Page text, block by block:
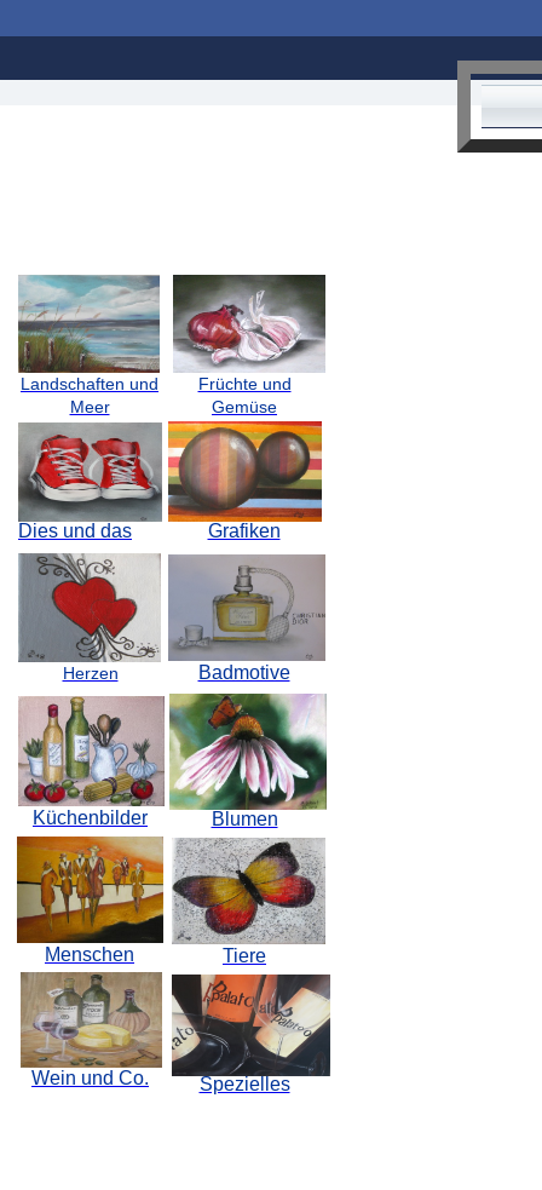
Landschaften und
Meer
Blumen
Dies und das Grafiken
Herzen Badmotive
Küchenbilder
Früchte und
Gemüse
Menschen Tiere
Spezielles
Wein und Co.